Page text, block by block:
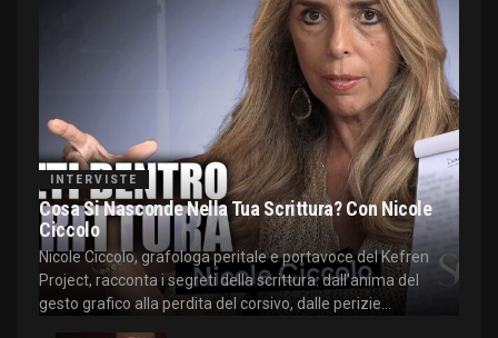
INTERVISTE
Cosa Si Nasconde Nella Tua Scrittura? Con Nicole
Ciccolo
Nicole Ciccolo, grafologa peritale e portavoce del Kefren
Project, racconta i segreti della scrittura: dall'anima del
gesto grafico alla perdita del corsivo, dalle perizie...